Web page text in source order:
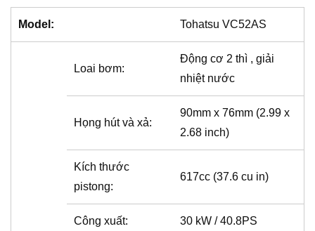
Model: Tohatsu VC52AS
Loai bơm:
Động cơ 2 thì , giải
nhiệt nước
Họng hút và xả:
90mm x 76mm (2.99 x
2.68 inch)
Kích thước
pistong:
617cc (37.6 cu in)
Công xuất: 30 kW / 40.8PS